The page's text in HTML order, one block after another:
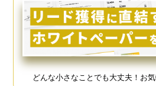
どんな小さなことでも大丈夫！お